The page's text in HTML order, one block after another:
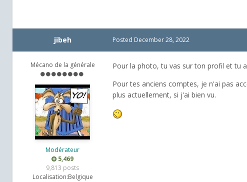
jibeh
Mécano de la générale
Modérateur
5,469
9,813 posts
Localisation:Belgique
Posted December 28, 2022
Pour la photo, tu vas sur ton profil et tu
Pour tes anciens comptes, je n'ai pas
plus actuellement, si j'ai bien vu.